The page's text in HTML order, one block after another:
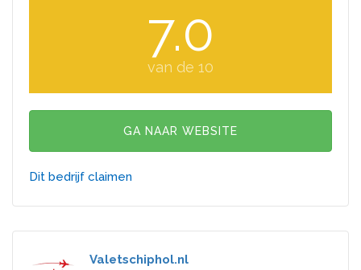
7.0
van de 10
GA NAAR WEBSITE
Dit bedrijf claimen
Valetschiphol.nl